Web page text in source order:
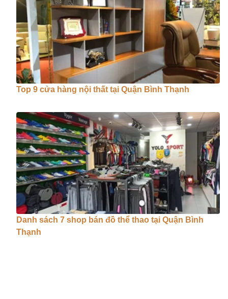
Top 9 cửa hàng nội thất tại Quận Bình Thạnh
Danh sách 7 shop bán đồ thể thao tại Quận Bình
Thạnh